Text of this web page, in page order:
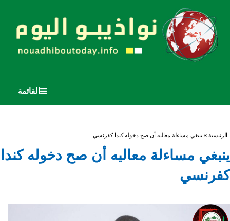
القائمة
أنت هنا
الرئيسية » ينبغي مساءلة معاليه أن صح دخوله كندا كفرنسي
ينبغي مساءلة معاليه أن صح دخوله كندا
كفرنسي